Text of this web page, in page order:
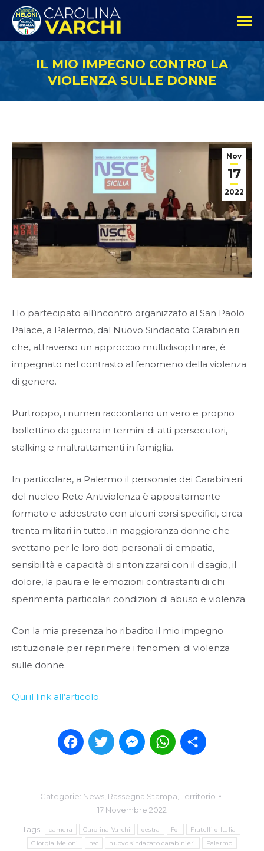
IL MIO IMPEGNO CONTRO LA
VIOLENZA SULLE DONNE
Nov
17
2022
Ho partecipato all’incontro organizzato al San Paolo
Palace, a Palermo, dal Nuovo Sindacato Carabinieri
che, attraverso un approccio multidisciplinare, è
impegnato nel contrasto al fenomeno della violenza
di genere.
Purtroppo, i numeri raccontano un vero e proprio
bollettino da guerra in termini di atti persecutori,
stalking e maltrattamenti in famiglia.
In particolare, a Palermo il personale dei Carabinieri
del nucleo Rete Antiviolenza è appositamente
formato e addestrato con alcuni corsi specifici, circa
trenta militari in tutto, in maggioranza donne che
svettano per le loro doti personali di empatia,
sensibilità e capacità di sintonizzarsi con il disagio, il
dolore, la paura e le emozioni contrastanti di chi
sperimenta particolari condizioni di abuso e violenza.
Con la mia presenza ho ribadito il mio impegno
istituzionale per reprimere i fenomeni di violenza
sulle donne.
Qui il link all’articolo.
FacebookTwitter MessengerWhatsApp
Categorie: News, Rassegna Stampa Territorio
17 Novembre 2022
Tags: camera Carolina Varchi destra FdI
Fratelli d'Italia
Giorgia Meloni
nsc nuovo sindacato carabinieri
Palermo